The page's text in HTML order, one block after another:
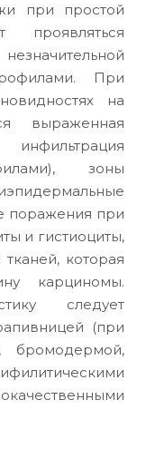
при простой
При
на
выраженная
зоны
поражения при
и гистиоциты,
которая
карциномы.
следует
(при
бромодермой,